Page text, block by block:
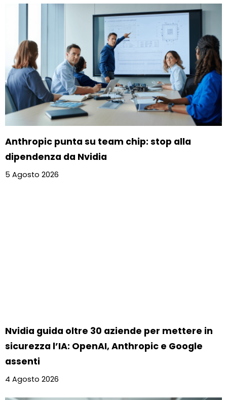
Anthropic punta su team chip: stop alla
dipendenza da Nvidia
5 Agosto 2026
Nvidia guida oltre 30 aziende per mettere in
sicurezza l’IA: OpenAI, Anthropic e Google
assenti
4 Agosto 2026